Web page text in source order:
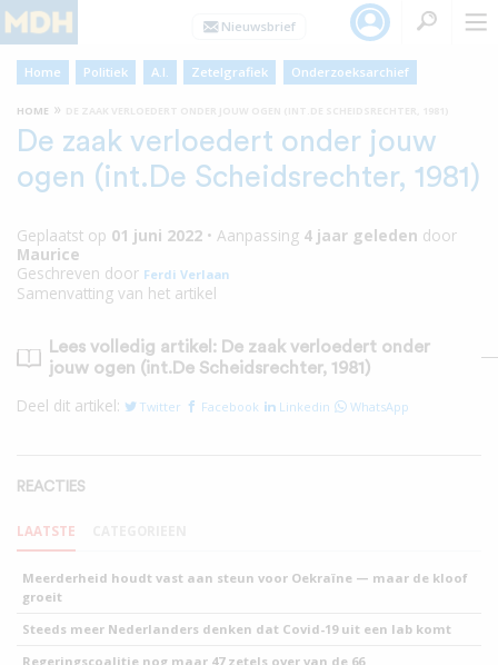
Home Politiek A.I. Zetelgrafiek Onderzoeksarchief
HOME »
De zaak verloedert onder jouw
ogen (int.De Scheidsrechter, 1981)
Geplaatst op 01 juni 2022 • Aanpassing 4 jaar geleden door
Maurice
Geschreven door Ferdi Verlaan
Samenvatting van het artikel
Lees volledig artikel: De zaak verloedert onder
jouw ogen (int.De Scheidsrechter, 1981)
Deel dit artikel: Twitter Facebook Linkedin WhatsApp
REACTIES
LAATSTE
Meerderheid houdt vast aan steun voor Oekraïne — maar de kloof
groeit
Steeds meer Nederlanders denken dat Covid-19 uit een lab komt
Regeringscoalitie nog maar 47 zetels over van de 66